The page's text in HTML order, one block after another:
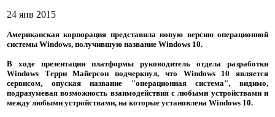
24 янв 2015
Американская корпорация представила новую версию операционной
системы Windows, получившую название Windows 10.
В ходе презентации платформы руководитель отдела разработки
Windows Терри Майерсон подчеркнул, что Windows 10 является
сервисом, опуская название "операционная система", видимо,
подразумевая возможность взаимодействия с любыми устройствами и
между любыми устройствами, на которые установлена Windows 10.